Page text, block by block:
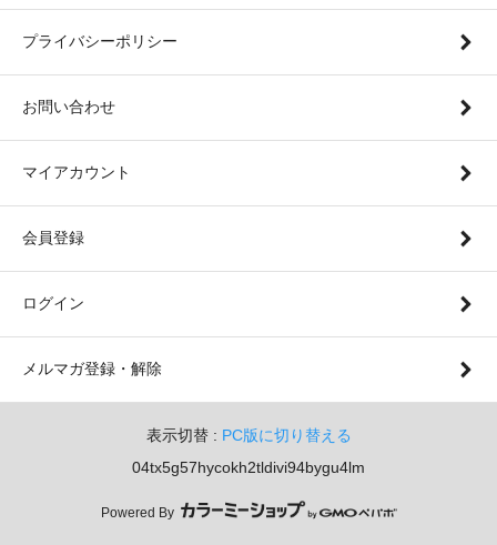
プライバシーポリシー
お問い合わせ
マイアカウント
会員登録
ログイン
メルマガ登録・解除
表示切替 : PC版に切り替える
04tx5g57hycokh2tldivi94bygu4lm
Powered By